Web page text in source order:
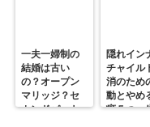
一夫一婦制の
結婚は古い
の？オープン
マリッジ？セ
カンドパート
隠れイン
チャイル
消のため
動とやめ
癖５つ。